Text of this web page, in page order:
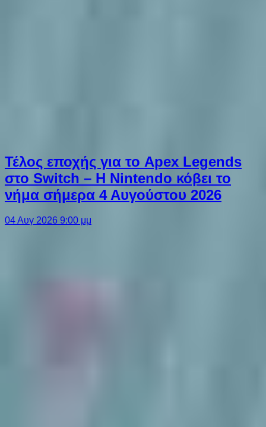
Τέλος εποχής για το Apex Legends
στο Switch – Η Nintendo κόβει το
νήμα σήμερα 4 Αυγούστου 2026
04 Αυγ 2026 9:00 μμ